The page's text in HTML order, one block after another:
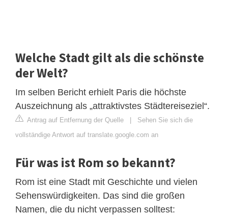
Welche Stadt gilt als die schönste
der Welt?
Im selben Bericht erhielt Paris die höchste
Auszeichnung als „attraktivstes Städtereiseziel“.
Antrag auf Entfernung der Quelle | Sehen Sie sich die
vollständige Antwort auf translate.google.com an
Für was ist Rom so bekannt?
Rom ist eine Stadt mit Geschichte und vielen
Sehenswürdigkeiten. Das sind die großen
Namen, die du nicht verpassen solltest: